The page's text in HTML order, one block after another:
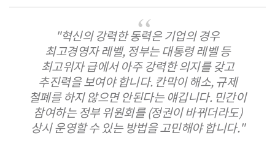
"혁신의 강력한 동력은 기업의 경우
최고경영자 레벨, 정부는 대통령 레벨 등
최고위자 급에서 아주 강력한 의지를 갖고
추진력을 보여야 합니다. 칸막이 해소, 규제
철폐를 하지 않으면 안된다는 얘깁니다. 민간이
참여하는 정부 위원회를 (정권이 바뀌더라도)
상시 운영할 수 있는 방법을 고민해야 합니다."